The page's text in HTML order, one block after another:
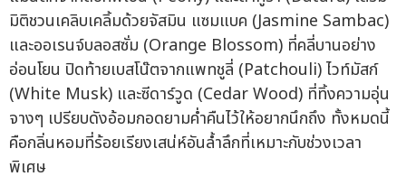
มิติชวนเคลิบเคลิ้มด้วยจัสมิน แซมแบค (Jasmine Sambac)
และออเรนจ์บลอสซั่ม (Orange Blossom) ที่คลี่บานอย่าง
อ่อนโยน ปิดท้ายเบสโน๊ตจากแพทชูลี่ (Patchouli) ไวท์มัสก์
(White Musk) และซีดาร์วูด (Cedar Wood) ที่ทิ้งความอุ่น
จางๆ เปรียบดังอ้อมกอดยามค่ำคืนไว้ให้อยากนึกถึง ทั้งหมดนี้
คือกลิ่นหอมที่ร้อยเรียงเสน่ห์อันล้ำลึกที่เหมาะกับช่วงเวลา
พิเศษ